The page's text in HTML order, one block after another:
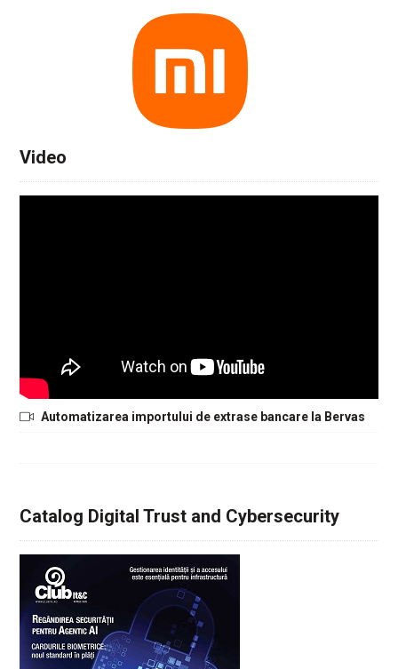
Video
Automatizarea importului de extrase bancare la Bervas
Catalog Digital Trust and Cybersecurity